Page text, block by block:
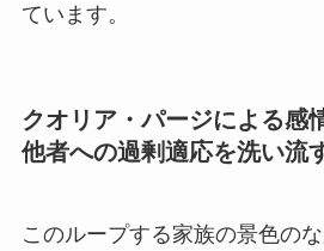
ています。
クオリア・パージによる感
他者への過剰適応を洗い流
このループする家族の景色の